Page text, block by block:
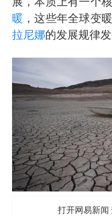
暖 ，这些年全球变
拉尼娜的发展规律发
打开网易新闻